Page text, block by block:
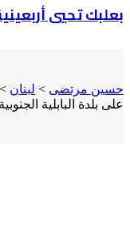
بعلبك تحيي
حسين مرتضى > لبنان >
على بلدة البابلية الجنوبية